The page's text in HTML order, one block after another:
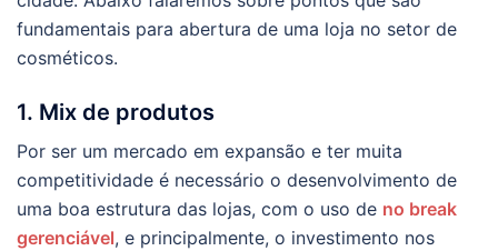
fundamentais para abertura de uma loja no setor de
cosméticos.
1. Mix de produtos
Por ser um mercado em expansão e ter muita
competitividade é necessário o desenvolvimento de
uma boa estrutura das lojas, com o uso de no break
gerenciável, e principalmente, o investimento nos